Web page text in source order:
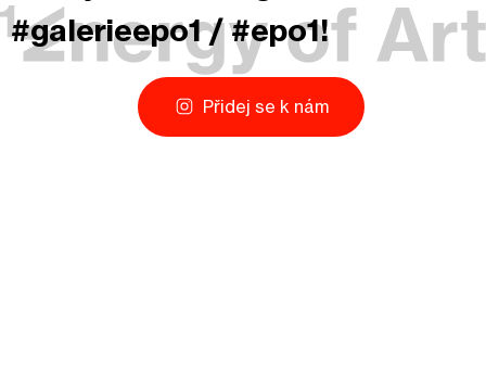
#galerieepo1 / #epo1!
Přidej se k nám